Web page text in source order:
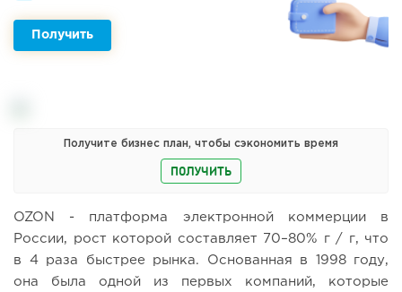
Получить
Получите бизнес план, чтобы сэкономить время
ПОЛУЧИТЬ
OZON - платформа электронной коммерции в
России, рост которой составляет 70–80% г / г, что
в 4 раза быстрее рынка. Основанная в 1998 году,
она была одной из первых компаний, которые